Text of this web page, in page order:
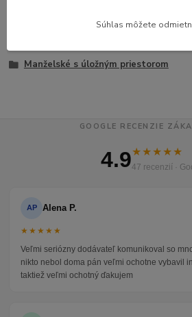
Manželské s úložným priestorom
GOOGLE RECENZIE
4.9★★★★★
47 recenzií ·
AP Alena P.
★★★★★
Veľmi seriózny dodávateľ komunikoval so
nikto nebol doma pán veľmi ochotne vybavil
taktiež veľmi ochotný ďakujem
Súhlas môžete